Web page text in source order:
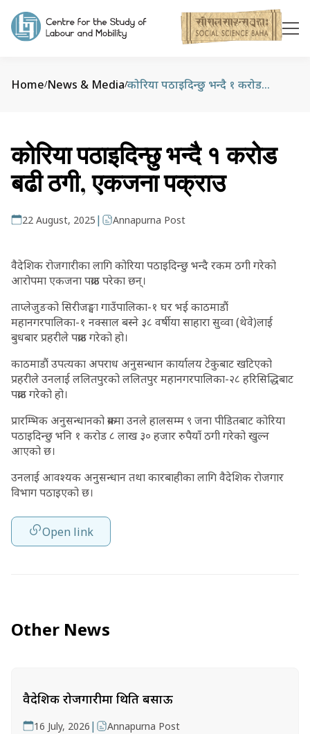
Home/News & Media/ कोरिया पठाइदिन्छु भन्दै १ करोड बढी ठगी, एकजना पक्राउ
कोरिया पठाइदिन्छु भन्दै १ करोड
बढी ठगी, एकजना पक्राउ
22 August, 2025 | Annapurna Post
वैदेशिक रोजगारीका लागि कोरिया पठाइदिन्छु भन्दै रकम ठगी गरेको
आरोपमा एकजना पक्राउ परेका छन्।
ताप्लेजुङको सिरीजङ्घा गाउँपालिका-१ घर भई काठमाडौं
महानगरपालिका-१ नक्साल बस्ने ३८ वर्षीया साहारा सुव्वा (थेवे)लाई
बुधबार प्रहरीले पक्राउ गरेको हो।
काठमाडौं उपत्यका अपराध अनुसन्धान कार्यालय टेकुबाट खटिएको
प्रहरीले उनलाई ललितपुरको ललितपुर महानगरपालिका-२८ हरिसिद्धिबाट
पक्राउ गरेको हो।
प्रारम्भिक अनुसन्धानको क्रममा उनले हालसम्म ९ जना पीडितबाट कोरिया
पठाइदिन्छु भनि १ करोड ८ लाख ३० हजार रुपैयाँ ठगी गरेको खुल्न
आएको छ।
उनलाई आवश्यक अनुसन्धान तथा कारबाहीका लागि वैदेशिक रोजगार
विभाग पठाइएको छ।
Open link
Other News
वैदेशिक रोजगारीमा थिति बसाऊ
16 July, 2026 | Annapurna Post